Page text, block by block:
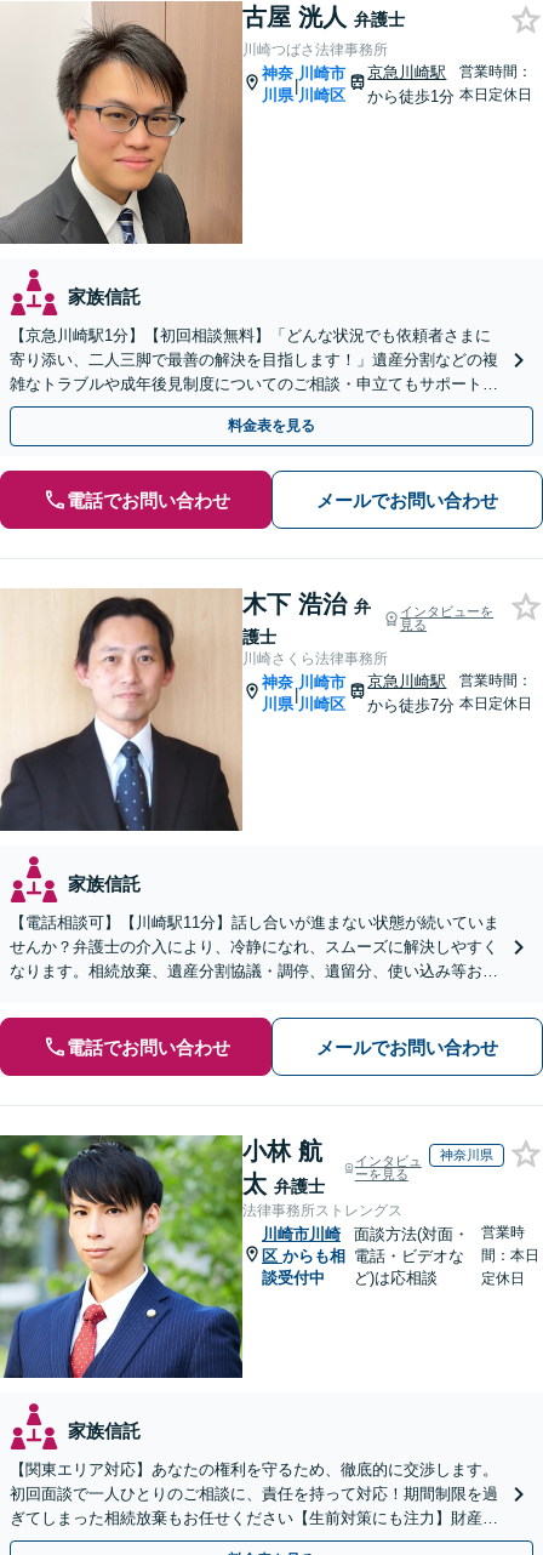
古屋 洸人 弁護士
川崎つばさ法律事務所
神奈
川県
|
川崎市
川崎区
京急川崎駅
から徒歩1分
営業時間：
本日定休日
家族信託
【京急川崎駅1分】【初回相談無料】「どんな状況でも依頼者さまに
寄り添い、二人三脚で最善の解決を目指します！」遺産分割などの複
雑なトラブルや成年後見制度についてのご相談・申立てもサポート。
一人で抱え込まず、まずはお話をお聞かせください
料金表を見る
電話でお問い合わせ メールでお問い合わせ
木下 浩治 弁
護士
インタビューを
見る
川崎さくら法律事務所
神奈
川県
|
川崎市
川崎区
京急川崎駅
から徒歩7分
営業時間：
本日定休日
家族信託
【電話相談可】【川崎駅11分】話し合いが進まない状態が続いていま
せんか？弁護士の介入により、冷静になれ、スムーズに解決しやすく
なります。相続放棄、遺産分割協議・調停、遺留分、使い込み等おま
電話でお問い合わせ メールでお問い合わせ
小林 航
太 弁護士
インタビュ
ーを見る
神奈川県
法律事務所ストレングス
川崎市川崎
区 からも相
談受付中
面談方法(対面・
電話・ビデオな
ど)は応相談
営業時
間：本日
定休日
家族信託
【関東エリア対応】あなたの権利を守るため、徹底的に交渉します。
初回面談で一人ひとりのご相談に、責任を持って対応！期間制限を過
ぎてしまった相続放棄もお任せください【生前対策にも注力】財産管
理から遺言書の作成・執行まで、一括してサポート